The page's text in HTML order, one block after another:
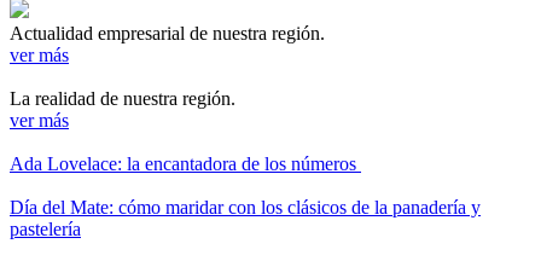
Actualidad empresarial de nuestra región.
ver más
La realidad de nuestra región.
ver más
Ada Lovelace: la encantadora de los números
Día del Mate: cómo maridar con los clásicos de la panadería y
pastelería